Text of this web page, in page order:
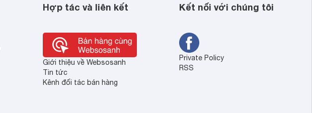
Hợp tác và liên kết
Giới thiệu về Websosanh
Tin tức
Kênh đối tác bán hàng
Kết nối với chúng tôi
Private Policy
RSS